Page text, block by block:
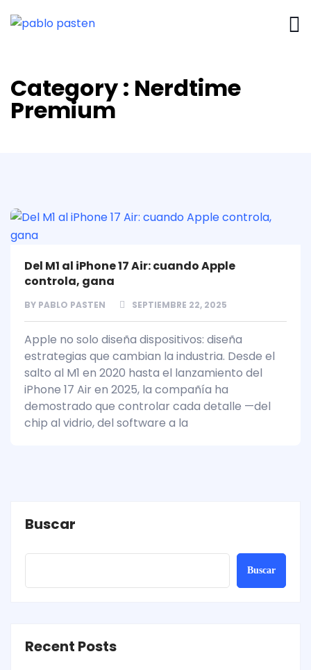
Category : Nerdtime
Premium
Del M1 al iPhone 17 Air: cuando Apple
controla, gana
BY PABLO PASTEN SEPTIEMBRE 22, 2025
Apple no solo diseña dispositivos: diseña
estrategias que cambian la industria. Desde el
salto al M1 en 2020 hasta el lanzamiento del
iPhone 17 Air en 2025, la compañía ha
demostrado que controlar cada detalle —del
chip al vidrio, del software a la
Buscar
Buscar
Recent Posts